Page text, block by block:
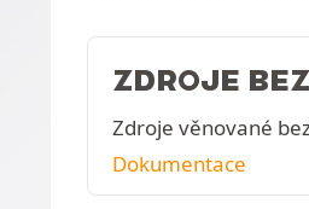
ZDROJE
Zdroje věnované
Dokumentace